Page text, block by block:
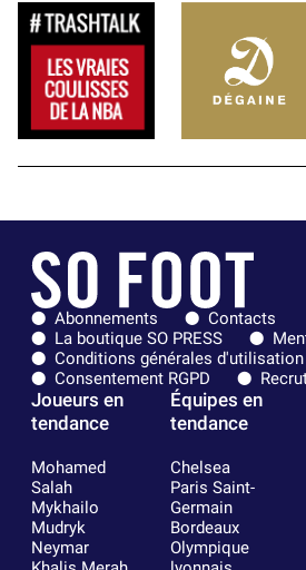
Abonnements
Contacts
La boutique SO PRESS
Conditions générales d'utilisation
Consentement RGPD
Joueurs en
tendance
Mohamed
Salah
Mykhailo
Mudryk
Neymar
Équipes en
tendance
Chelsea
Paris Saint-
Germain
Bordeaux
Olympique